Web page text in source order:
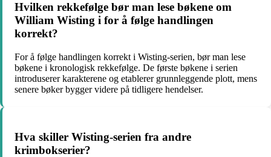
Hvilken rekkefølge bør man lese bøkene om
William Wisting i for å følge handlingen
korrekt?
For å følge handlingen korrekt i Wisting-serien, bør man lese
bøkene i kronologisk rekkefølge. De første bøkene i serien
introduserer karakterene og etablerer grunnleggende plott, mens
senere bøker bygger videre på tidligere hendelser.
Hva skiller Wisting-serien fra andre
krimbokserier?